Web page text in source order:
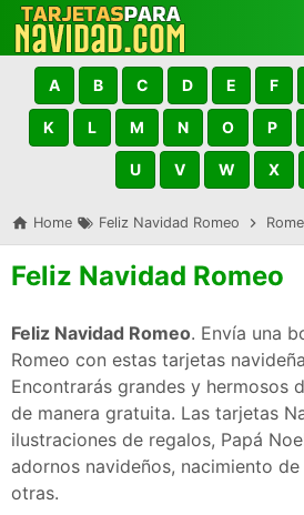
Skip to main
A B C D E F
K L M N O P
U V W X
Home Feliz Navidad Romeo
Feliz Navidad Romeo
Feliz Navidad Romeo. Envía una
Romeo con estas tarjetas
Encontrarás grandes y hermosos
de manera gratuita. Las tarjetas
ilustraciones de regalos, Papá
adornos navideños, nacimiento
otras.